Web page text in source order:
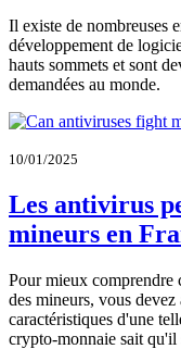
Il existe de nombreuses
développement de
hauts sommets et sont
demandées au monde.
10/01/2025
Les antivirus
mineurs en
Pour mieux comprendre
des mineurs, vous
caractéristiques d'une
crypto-monnaie sait qu'il